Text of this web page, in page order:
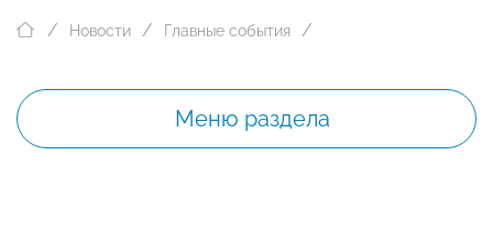
Новости Главные события
Меню раздела